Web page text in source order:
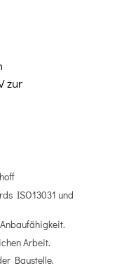
zur
ISO13031 und
Arbeit.
Baustelle.